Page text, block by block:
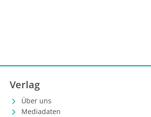
Verlag
Über uns
Mediadaten